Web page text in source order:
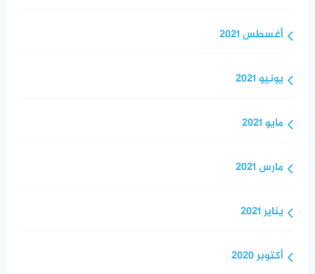
أغسطس 2021
يونيو 2021
مايو 2021
مارس 2021
يناير 2021
أكتوبر 2020